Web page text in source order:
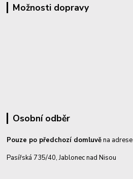
Možnosti dopravy
Osobní odběr
Pouze po předchozí domluvěna adrese
Pasířská 735/40, Jablonec nad Nisou